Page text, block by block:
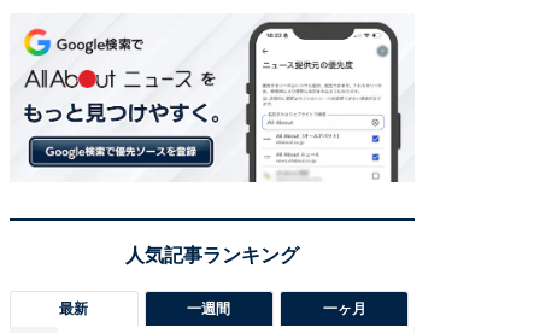
最新 一週間 一ヶ月